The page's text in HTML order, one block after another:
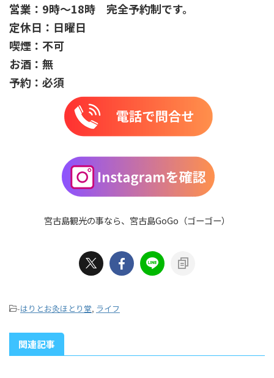
営業：9時〜18時 完全予約制です。
定休日：日曜日
喫煙：不可
お酒：無
予約：必須
宮古島観光の事なら、宮古島GoGo（ゴーゴー）
-はりとお灸ほとり堂, ライフ
関連記事